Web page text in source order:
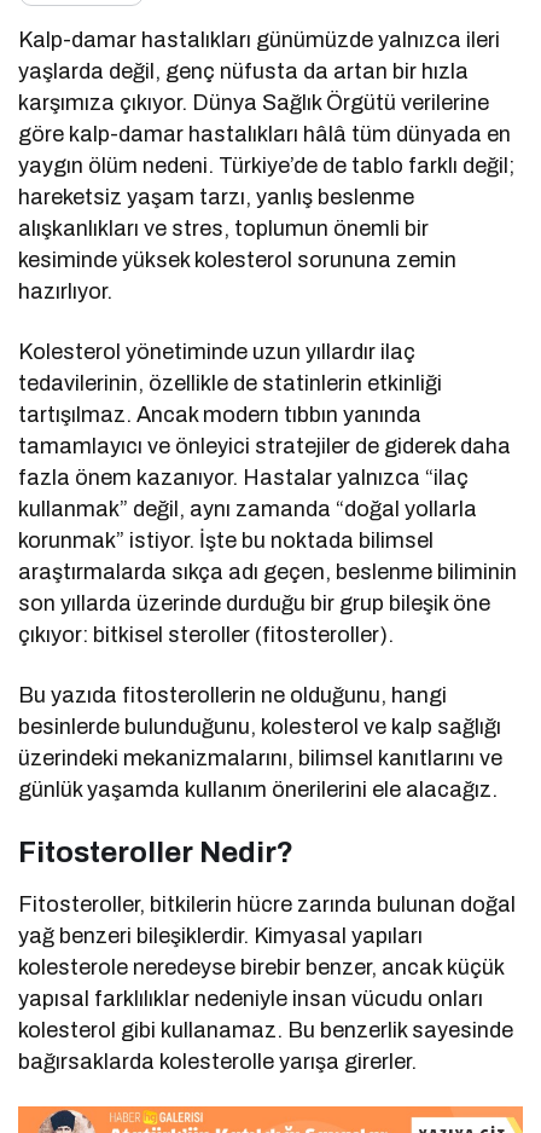
Kalp-damar hastalıkları günümüzde yalnızca ileri
yaşlarda değil, genç nüfusta da artan bir hızla
karşımıza çıkıyor. Dünya Sağlık Örgütü verilerine
göre kalp-damar hastalıkları hâlâ tüm dünyada en
yaygın ölüm nedeni. Türkiye’de de tablo farklı değil;
hareketsiz yaşam tarzı, yanlış beslenme
alışkanlıkları ve stres, toplumun önemli bir
kesiminde yüksek kolesterol sorununa zemin
hazırlıyor.
Kolesterol yönetiminde uzun yıllardır ilaç
tedavilerinin, özellikle de statinlerin etkinliği
tartışılmaz. Ancak modern tıbbın yanında
tamamlayıcı ve önleyici stratejiler de giderek daha
fazla önem kazanıyor. Hastalar yalnızca “ilaç
kullanmak” değil, aynı zamanda “doğal yollarla
korunmak” istiyor. İşte bu noktada bilimsel
araştırmalarda sıkça adı geçen, beslenme biliminin
son yıllarda üzerinde durduğu bir grup bileşik öne
çıkıyor: bitkisel steroller (fitosteroller).
Bu yazıda fitosterollerin ne olduğunu, hangi
besinlerde bulunduğunu, kolesterol ve kalp sağlığı
üzerindeki mekanizmalarını, bilimsel kanıtlarını ve
günlük yaşamda kullanım önerilerini ele alacağız.
Fitosteroller Nedir?
Fitosteroller, bitkilerin hücre zarında bulunan doğal
yağ benzeri bileşiklerdir. Kimyasal yapıları
kolesterole neredeyse birebir benzer, ancak küçük
yapısal farklılıklar nedeniyle insan vücudu onları
kolesterol gibi kullanamaz. Bu benzerlik sayesinde
bağırsaklarda kolesterolle yarışa girerler.